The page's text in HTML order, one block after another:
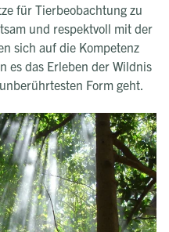
für Tierbeobachtung zu
und respektvoll mit der
sich auf die Kompetenz
es das Erleben der Wildnis
Form geht.